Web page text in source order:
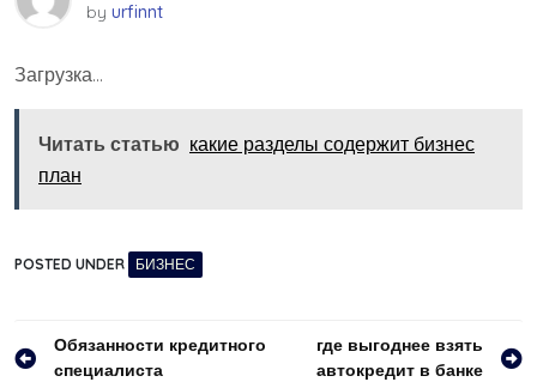
by urfinnt
Загрузка…
Читать статью какие разделы содержит бизнес
план
POSTED UNDER БИЗНЕС
Навигация
Обязанности кредитного
специалиста
где выгоднее взять
автокредит в банке